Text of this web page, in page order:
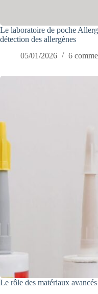
Le laboratoire de poche
détection des allergènes
05/01/2026
6
Le rôle des matériaux